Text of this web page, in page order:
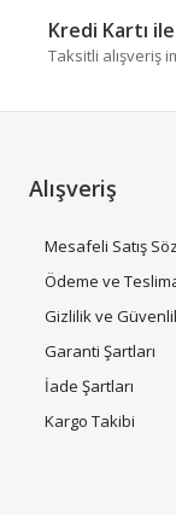
Kredi Kartı
Taksitli alışveriş
Alışveriş
Mesafeli Satış
Ödeme ve
Gizlilik ve
Garanti Şartları
İade Şartları
Kargo Takibi